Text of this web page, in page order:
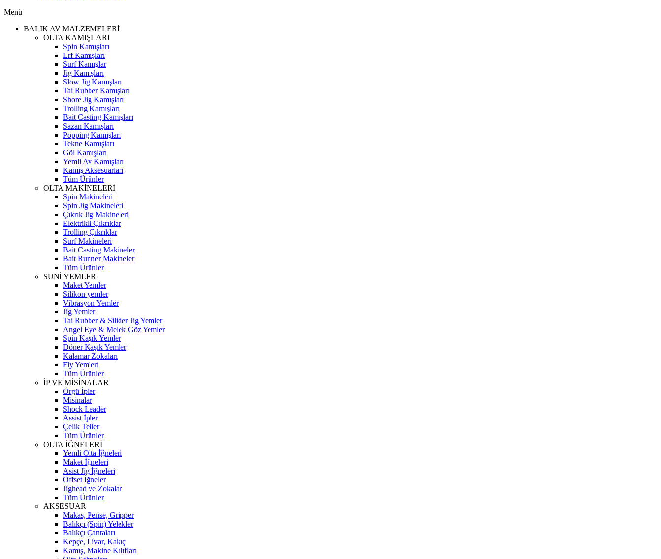
Menü
BALIK AV MALZEMELERİ
OLTA KAMIŞLARI
Spin Kamışları
Lrf Kamışları
Surf Kamışlar
Jig Kamışları
Slow Jig Kamışları
Tai Rubber Kamışları
Shore Jig Kamışları
Trolling Kamışları
Bait Casting Kamışları
Sazan Kamışları
Popping Kamışları
Tekne Kamışları
Göl Kamışları
Yemli Av Kamışları
Kamış Aksesuarları
Tüm Ürünler
OLTA MAKİNELERİ
Spin Makineleri
Spin Jig Makineleri
Çıkrık Jig Makineleri
Elektrikli Çıkrıklar
Trolling Çıkrıklar
Surf Makineleri
Bait Casting Makineler
Bait Runner Makineler
Tüm Ürünler
SUNİ YEMLER
Maket Yemler
Silikon yemler
Vibrasyon Yemler
Jig Yemler
Tai Rubber & Silider Jig Yemler
Angel Eye & Melek Göz Yemler
Spin Kaşık Yemler
Döner Kaşık Yemler
Kalamar Zokaları
Fly Yemleri
Tüm Ürünler
İP VE MİSİNALAR
Örgü İpler
Misinalar
Shock Leader
Assist İpler
Çelik Teller
Tüm Ürünler
OLTA İĞNELERİ
Yemli Olta İğneleri
Maket İğneleri
Asist Jig İğneleri
Offset İğneler
Jighead ve Zokalar
Tüm Ürünler
AKSESUAR
Makas, Pense, Gripper
Balıkçı (Spin) Yelekler
Balıkçı Çantaları
Kepçe, Livar, Kakıç
Kamış, Makine Kılıfları